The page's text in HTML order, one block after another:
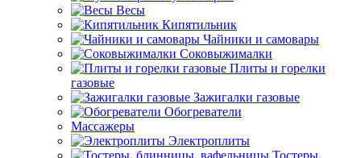
Весы
Кипятильник
Чайники и самовары
Соковыжималки
Плиты и горелки
газовые
Зажигалки газовые
Обогреватели
Массажеры
Электроплиты
Тостеры,